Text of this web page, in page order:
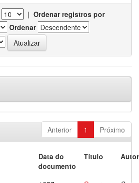
| Ordenar registros por
Ordenar
Anterior 1 Próximo
Data do
documento
Título